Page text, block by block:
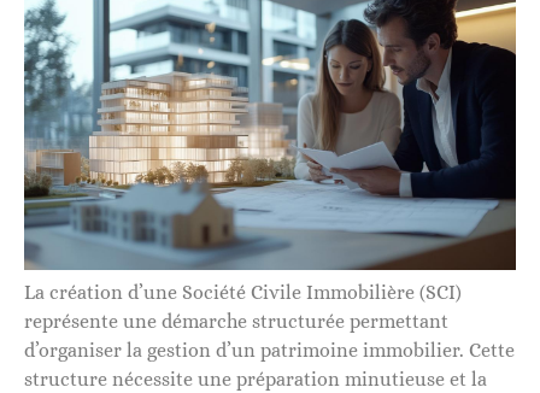
La création d’une Société Civile Immobilière (SCI)
représente une démarche structurée permettant
d’organiser la gestion d’un patrimoine immobilier. Cette
structure nécessite une préparation minutieuse et la